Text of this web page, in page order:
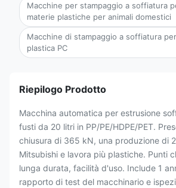
Macchine per stampaggio a soffiatura
materie plastiche per animali domestici
Macchine di stampaggio a soffiatura
plastica PC
Riepilogo Prodotto
Macchina automatica per estrusione
fusti da 20 litri in PP/PE/HDPE/PET.
chiusura di 365 kN, una produzione di
Mitsubishi e lavora più plastiche. Punti
lunga durata, facilità d'uso. Include 1
rapporto di test del macchinario e